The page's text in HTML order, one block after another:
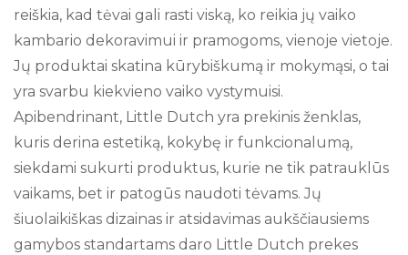
reiškia, kad tėvai gali rasti viską, ko reikia jų vaiko
kambario dekoravimui ir pramogoms, vienoje vietoje.
Jų produktai skatina kūrybiškumą ir mokymąsi, o tai
yra svarbu kiekvieno vaiko vystymuisi.
Apibendrinant, Little Dutch yra prekinis ženklas,
kuris derina estetiką, kokybę ir funkcionalumą,
siekdami sukurti produktus, kurie ne tik patrauklūs
vaikams, bet ir patogūs naudoti tėvams. Jų
šiuolaikiškas dizainas ir atsidavimas aukščiausiems
gamybos standartams daro Little Dutch prekes